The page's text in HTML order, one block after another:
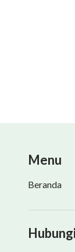
Menu
Beranda